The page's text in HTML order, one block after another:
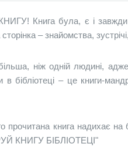
Книга була, є і завжди
– знайомства,
більша, ніж одній людині,
бібліотеці – це книги-
прочитана книга надихає
КНИГУ БІБЛІОТЕЦІ"